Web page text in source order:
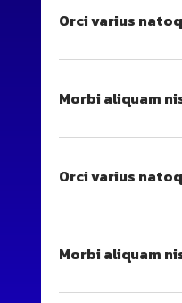
Orci varius
Morbi aliquam
Orci varius
Morbi aliquam